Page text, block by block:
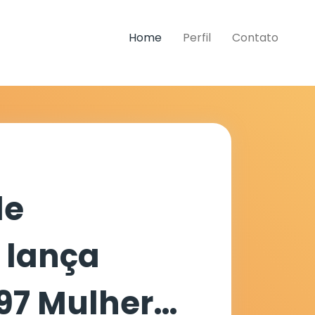
Home Perfil Contato
Mulher